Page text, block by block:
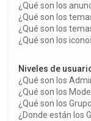
¿Qué son los
¿Qué son los
¿Qué son los
¿Qué son los
Niveles de
¿Qué son los
¿Qué son los
¿Qué son los
¿Donde están los